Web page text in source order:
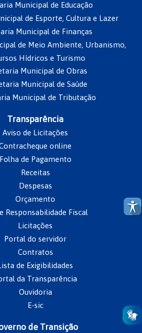
Municipal de Educação
de Esporte, Cultura e Lazer
Municipal de Finanças
de Meio Ambiente, Urbanismo,
Hídricos e Turismo
Municipal de Obras
Municipal de Saúde
Municipal de Tributação
Transparência
Aviso de Licitações
online
Folha de Pagamento
Receitas
Despesas
Orçamento
Responsabilidade Fiscal
Licitações
Portal do servidor
Contratos
de Exigibilidades
da Transparência
Ouvidoria
E-sic
de Transição